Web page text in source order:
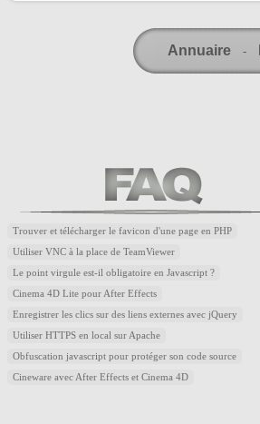
Annuaire -
Trouver et télécharger le favicon d'une page en PHP
Utiliser VNC à la place de TeamViewer
Le point virgule est-il obligatoire en Javascript ?
Cinema 4D Lite pour After Effects
Enregistrer les clics sur des liens externes avec jQuery
Utiliser HTTPS en local sur Apache
Obfuscation javascript pour protéger son code source
Cineware avec After Effects et Cinema 4D